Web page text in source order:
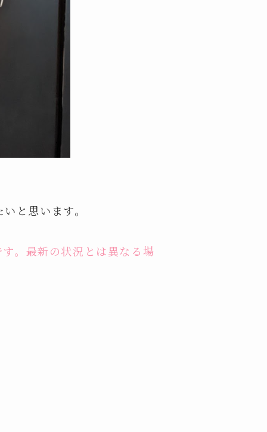
と思います。
。最新の状況とは異なる場